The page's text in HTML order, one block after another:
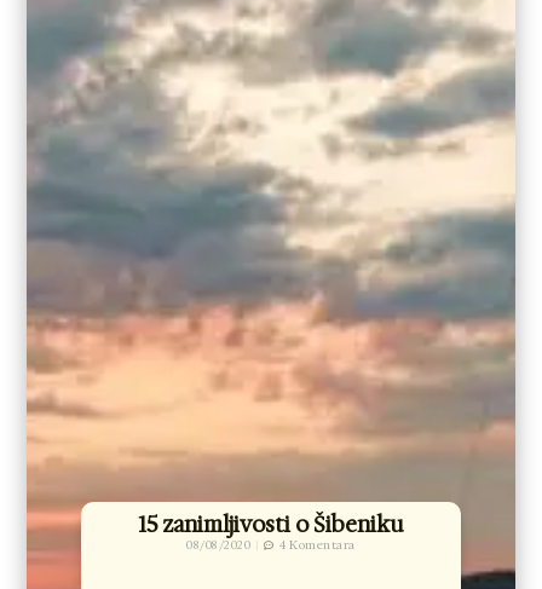
15 zanimljivosti o Šibeniku
08/08/2020 4 Komentara